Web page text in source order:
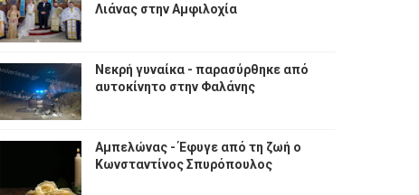
Λιάνας στην Αμφιλοχία
Νεκρή γυναίκα - παρασύρθηκε από
αυτοκίνητο στην Φαλάνης
Αμπελώνας - Έφυγε από τη ζωή ο
Κωνσταντίνος Σπυρόπουλος